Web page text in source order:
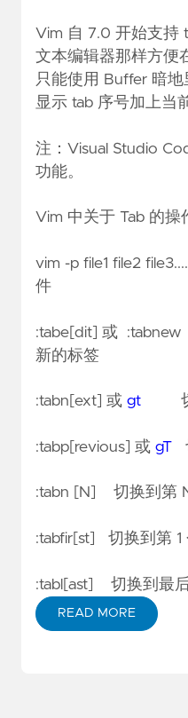
Vim 自 7.0 开始支持
文本编辑器那样方便
只能使用 Buffer 暗
显示 tab 序号加上当
注：Visual Studio
功能。
Vim 中关于 Tab 的操
vim -p file1 file2
件
:tabe[dit] 或
新的标签
:tabn[ext] 或 gt 切
:tabp[revious] 或 gT
:tabn [N] 切换到第
:tabfir[st] 切换到第 1
:tabl[ast] 切换到最
READ MORE